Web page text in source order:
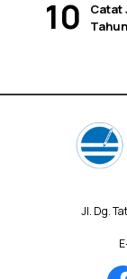
Catat
Jl. Dg.